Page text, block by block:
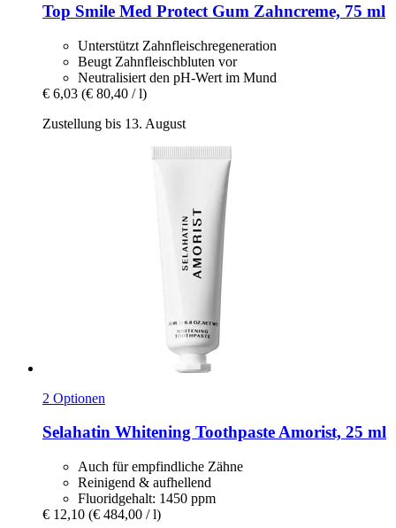
Top Smile Med Protect Gum Zahncreme, 75 ml
Unterstützt Zahnfleischregeneration
Beugt Zahnfleischbluten vor
Neutralisiert den pH-Wert im Mund
€ 6,03 (€ 80,40 / l)
Zustellung bis 13. August
2 Optionen
Selahatin Whitening Toothpaste Amorist, 25 ml
Auch für empfindliche Zähne
Reinigend & aufhellend
Fluoridgehalt: 1450 ppm
€ 12,10 (€ 484,00 / l)